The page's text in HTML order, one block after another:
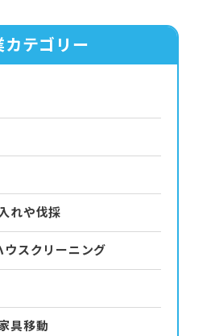
カテゴリー
れや伐採
スクリーニング
具移動